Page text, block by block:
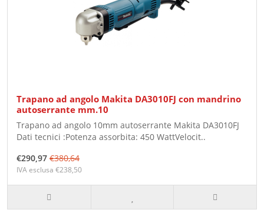
Trapano ad angolo Makita DA3010FJ con mandrino
autoserrante mm.10
Trapano ad angolo 10mm autoserrante Makita DA3010FJ
Dati tecnici :Potenza assorbita: 450 WattVelocit..
€290,97 €380,64
IVA esclusa €238,50